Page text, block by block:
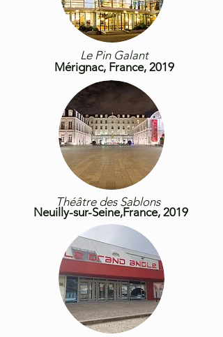
Le Pin Galant
Mérignac, France, 2019
Théâtre des Sablons
Neuilly-sur-Seine,France, 2019